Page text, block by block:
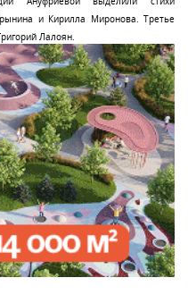
и Кирилла Миронова. Третье
Лалоян.